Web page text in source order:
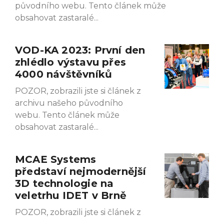
původního webu. Tento článek může
obsahovat zastaralé
VOD-KA 2023: První den
zhlédlo výstavu přes
4000 návštěvníků
POZOR, zobrazili jste si článek z
archivu našeho původního
webu. Tento článek může
obsahovat zastaralé
MCAE Systems
představí nejmodernější
3D technologie na
veletrhu IDET v Brně
POZOR, zobrazili jste si článek z